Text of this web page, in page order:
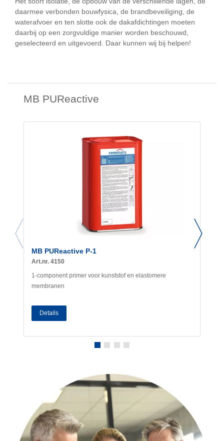
daarmee verbonden bouwfysica, de brandbeveiliging, de
waterafvoer en ten slotte ook de dakafdichtingen moeten
daarbij op een zorgvuldige manier worden beschouwd,
geselecteerd en uitgevoerd. Daar kunnen wij bij helpen!
MB PUReactive
MB PUReactive P-1
Art.nr. 4150
1-component primer voor kunststof en elastomere
membranen
Details